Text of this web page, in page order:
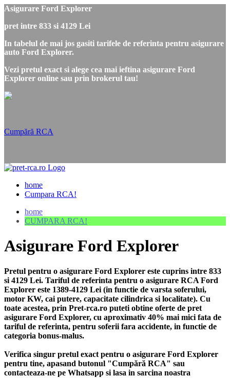
Asigurare Ford Explorer
pret intre 833 si 4129 Lei
In tabelul de mai jos gasiti tarifele de referinta pentru asigurare
auto Ford Explorer.
Vezi pretul exact si alege cea mai ieftina asigurare Ford
Explorer online sau prin brokerul tau!
Cumpără RCA
home
Cumpara RCA!
home
CUMPARA RCA!
Asigurare Ford Explorer
Pretul pentru o asigurare Ford Explorer este cuprins intre 833
si 4129 Lei. Tariful de referinta pentru o asigurare RCA Ford
Explorer este 1389-4129 Lei (in functie de varsta soferului,
motor KW, cai putere, capacitate cilindrica si localitate). Cu
toate acestea, prin Pret-rca.ro puteti obtine oferte de pret
asigurare Ford Explorer, cu aproximativ 40% mai mici fata de
tariful de referinta, pentru soferii fara accidente, in functie de
categoria bonus-malus.
Verifica singur pretul exact pentru o asigurare Ford Explorer
pentru tine, apasand butonul "Cumpără RCA" sau
contacteaza-ne pe Whatsapp si lasa in sarcina noastra